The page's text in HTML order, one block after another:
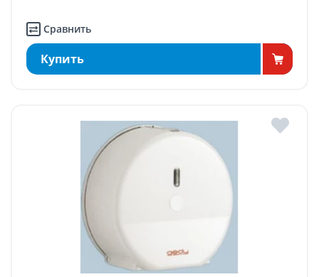
Сравнить
Купить